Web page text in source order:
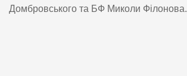
Домбровського та БФ Миколи Філонова.